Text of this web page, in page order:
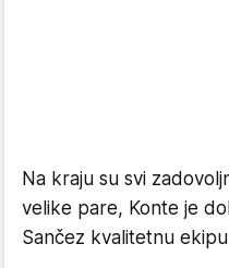
Na kraju su svi
velike pare, Konte je
Sančez kvalitetnu